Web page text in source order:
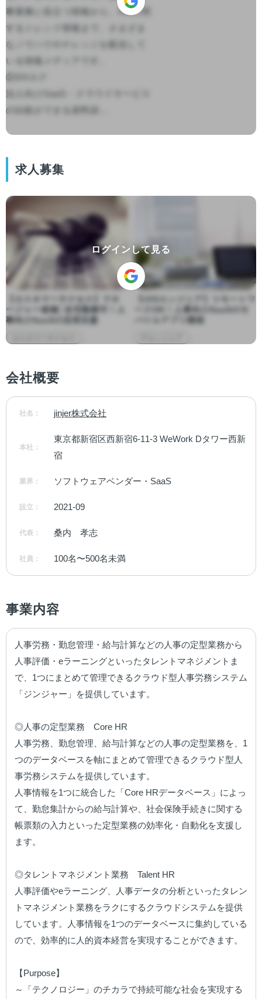
事業務に役立つ情報から、HRに関
するトレンド情報まで、さまざま
なノウハウやナレッジを配信して
いる情報メディアです。
②DXログ
法人向けSaaS・クラウドサービス
の比較ができる資料請...
求人募集
ログインして見る
ージャー候補│在宅勤務可！人
事向けSaaSの活用支援
【iOSエンジニア】リモートワ
ークOK！人事向けSaaSのモ
会社概要
社名： jinjer株式会社
本社：
東京都新宿区西新宿6-11-3 WeWork Dタワー西新
宿
業界： ソフトウェアベンダー・SaaS
設立： 2021-09
代表： 桑内　孝志
社員： 100名〜500名未満
事業内容
人事労務・勤怠管理・給与計算などの人事の定型業務から
人事評価・eラーニングといったタレントマネジメントま
で、1つにまとめて管理できるクラウド型人事労務システム
「ジンジャー」を提供しています。
◎人事の定型業務　Core HR
人事労務、勤怠管理、給与計算などの人事の定型業務を、1
つのデータベースを軸にまとめて管理できるクラウド型人
事労務システムを提供しています。
人事情報を1つに統合した「Core HRデータベース」によっ
て、勤怠集計からの給与計算や、社会保険手続きに関する
帳票類の入力といった定型業務の効率化・自動化を支援し
ます。
◎タレントマネジメント業務　Talent HR
人事評価やeラーニング、人事データの分析といったタレン
トマネジメント業務をラクにするクラウドシステムを提供
しています。人事情報を1つのデータベースに集約している
ので、効率的に人的資本経営を実現することができます。
【Purpose】
～「テクノロジー」のチカラで持続可能な社会を実現する